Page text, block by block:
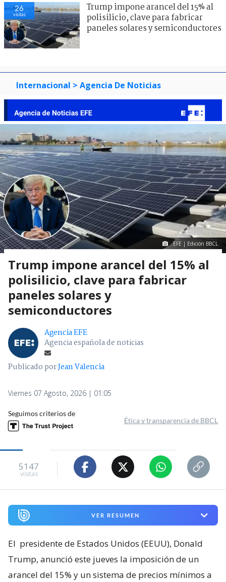
26
visitas
Trump impone arancel del 15% al
polisilicio, clave para fabricar
paneles solares y semiconductores
Internacional > Agencia De Noticias
EFE | Edición BBCL
Trump impone arancel del 15% al
polisilicio, clave para fabricar
paneles solares y
semiconductores
Agencia EFE
Agencia española de noticias
Publicado porJean Valencia
Viernes 07 Agosto, 2026 | 01:05
Seguimos criterios de
Ética y transparencia de BBCL
5147
visitas
VER RESUMEN
El presidente de Estados Unidos (EEUU), Donald
Trump, anunció este jueves la imposición de un
arancel del 15% y un sistema de precios mínimos a